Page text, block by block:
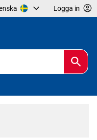
Logga in